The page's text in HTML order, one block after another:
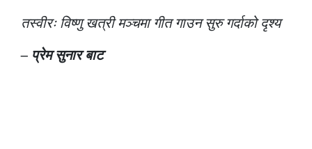
तस्वीरः विष्णु खत्री मञ्चमा गीत गाउन सुरु गर्दाको दृश्य
– प्रेम सुनार बाट